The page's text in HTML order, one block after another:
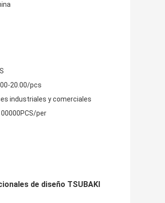
20.00/pcs
industriales y comerciales
per
de diseño TSUBAKI